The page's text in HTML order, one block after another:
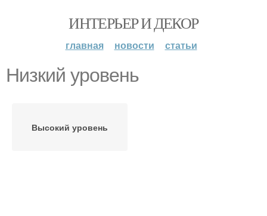
ИНТЕРЬЕР И ДЕКОР
главная новости статьи
Низкий уровень
Высокий уровень